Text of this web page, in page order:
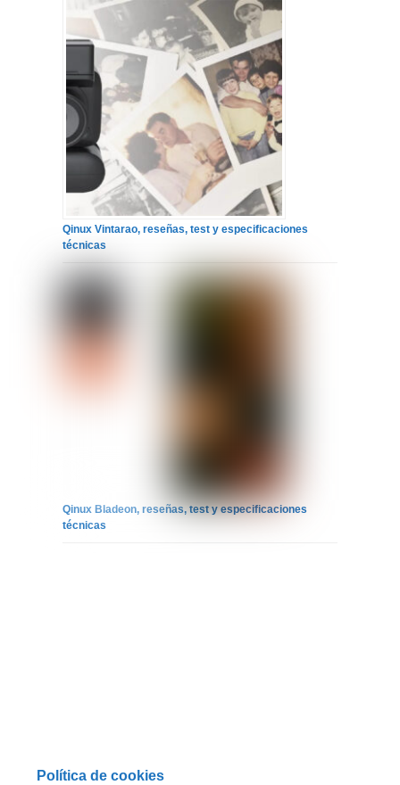
Qinux Vintarao, reseñas, test y especificaciones
técnicas
Qinux Bladeon, reseñas, test y especificaciones
técnicas
Política de cookies